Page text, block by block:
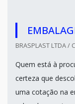
BRASPLAST LTDA /
Quem está à
certeza que
uma cotação na